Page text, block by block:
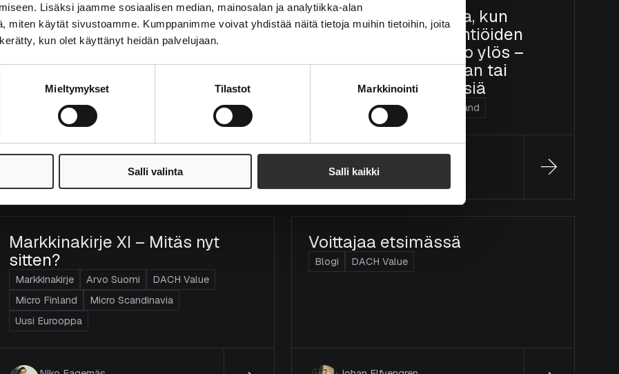
Lisäksi jaamme sosiaalisen median, mainosalan ja analytiikka-alan
miten käytät sivustoamme. Kumppanimme voivat yhdistää näitä tietoja muihin tietoihin, joita
kun olet käyttänyt heidän palvelujaan.
Mieltymykset Tilastot Markkinointi
Salli valinta Salli kaikki
Buy the dip – Suomen
tuloskatsaus Q4/2025
Mika Heikkilä
Valikoivuus on valttia, kun
suomalaisten suuryhtiöiden
osakkeet ampuivat jo ylös –
tuloskasvua vaaditaan tai
edessä on pettymyksiä
Arvo Suomi Micro Finland
15.1.2026
Markkinakirje XI – Mitäs nyt
sitten?
Markkinakirje Arvo Suomi
DACH Value
Micro Finland
Micro Scandinavia
Uusi Eurooppa
Voittajaa etsimässä
Blogi DACH Value